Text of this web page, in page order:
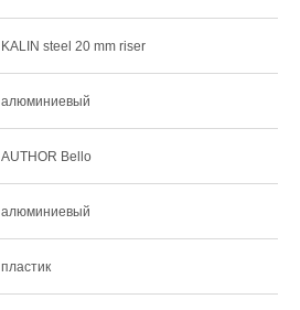
KALIN steel 20 mm riser
алюминиевый
AUTHOR Bello
алюминиевый
пластик